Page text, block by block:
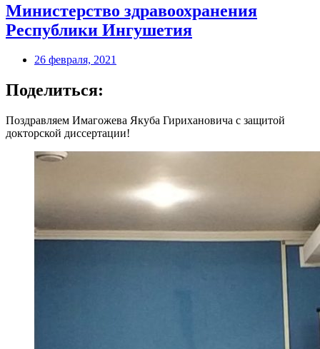
Министерство здравоохранения
Республики Ингушетия
26 февраля, 2021
Поделиться:
Поздравляем Имагожева Якуба Гирихановича с защитой
докторской диссертации!